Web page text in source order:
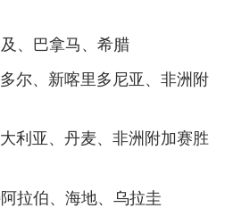
、巴拿马、希腊
尔、新喀里多尼亚、非洲附
利亚、丹麦、非洲附加赛胜
拉伯、海地、乌拉圭